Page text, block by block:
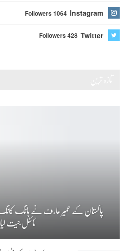
Instagram
Followers 1064
Twitter
Followers 428
ٹائٹل جیت لیا